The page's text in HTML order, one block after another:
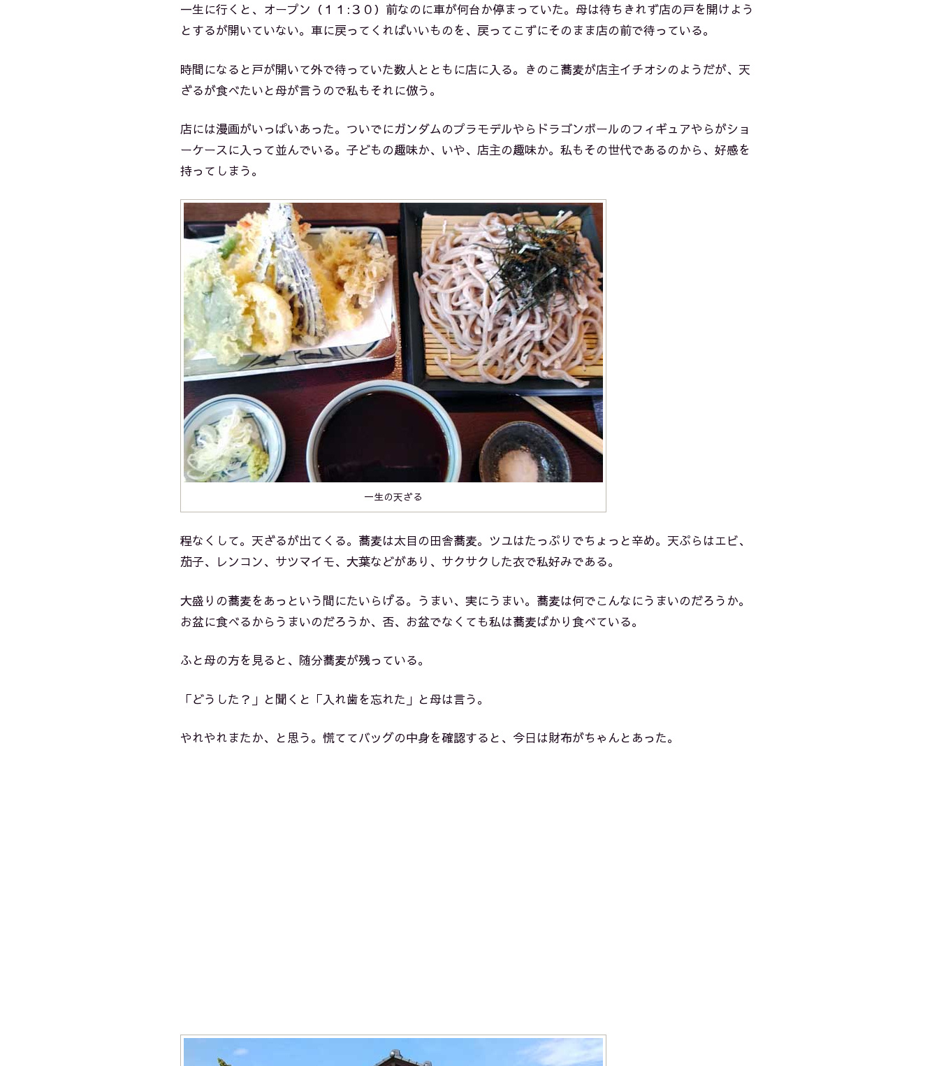
一生に行くと、オープン（１１:３０）前なのに車が何台か停まっていた。母は待ちきれず店の戸を開けよう
とするが開いていない。車に戻ってくればいいものを、戻ってこずにそのまま店の前で待っている。
時間になると戸が開いて外で待っていた数人とともに店に入る。きのこ蕎麦が店主イチオシのようだが、天
ざるが食べたいと母が言うので私もそれに倣う。
店には漫画がいっぱいあった。ついでにガンダムのプラモデルやらドラゴンボールのフィギュアやらがショ
ーケースに入って並んでいる。子どもの趣味か、いや、店主の趣味か。私もその世代であるのから、好感を
持ってしまう。
一生の天ざる
程なくして。天ざるが出てくる。蕎麦は太目の田舎蕎麦。ツユはたっぷりでちょっと辛め。天ぷらはエビ、
茄子、レンコン、サツマイモ、大葉などがあり、サクサクした衣で私好みである。
大盛りの蕎麦をあっという間にたいらげる。うまい、実にうまい。蕎麦は何でこんなにうまいのだろうか。
お盆に食べるからうまいのだろうか、否、お盆でなくても私は蕎麦ばかり食べている。
ふと母の方を見ると、随分蕎麦が残っている。
「どうした？」と聞くと「入れ歯を忘れた」と母は言う。
やれやれまたか、と思う。慌ててバッグの中身を確認すると、今日は財布がちゃんとあった。